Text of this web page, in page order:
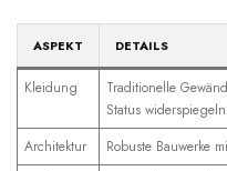
ASPEKT DETAILS
Kleidung
Traditionelle
Status
Architektur
Robuste Bauwerke​